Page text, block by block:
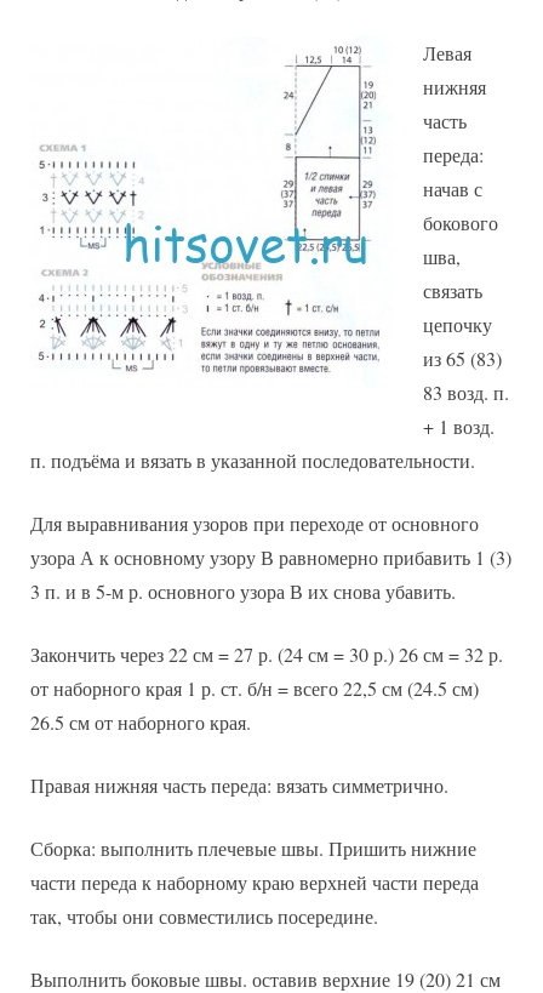
Левая
нижняя
часть
переда:
начав с
бокового
шва,
связать
цепочку
из 65 (83)
83 возд. п.
+ 1 возд.
п. подъёма и вязать в указанной последовательности.
Для выравнивания узоров при переходе от основного
узора А к основному узору В равномерно прибавить 1 (3)
3 п. и в 5-м р. основного узора В их снова убавить.
Закончить через 22 см = 27 р. (24 см = 30 р.) 26 см = 32 р.
от наборного края 1 р. ст. б/н = всего 22,5 см (24.5 см)
26.5 см от наборного края.
Правая нижняя часть переда: вязать симметрично.
Сборка: выполнить плечевые швы. Пришить нижние
части переда к наборному краю верхней части переда
так, чтобы они совместились посередине.
Выполнить боковые швы. оставив верхние 19 (20) 21 см